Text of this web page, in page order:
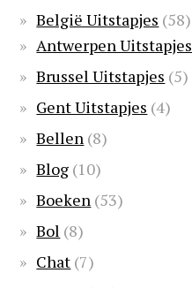
België Uitstapjes (58)
Antwerpen Uitstapjes
Brussel Uitstapjes (5)
Gent Uitstapjes (4)
Bellen (8)
Blog (10)
Boeken (53)
Bol (8)
Chat (7)